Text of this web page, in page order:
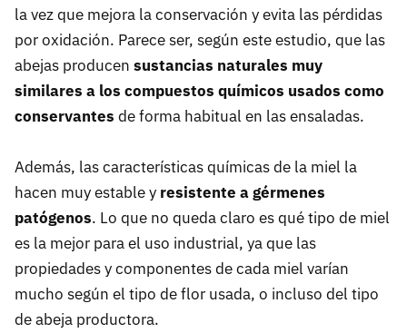
la vez que mejora la conservación y evita las pérdidas
por oxidación. Parece ser, según este estudio, que las
abejas producen sustancias naturales muy
similares a los compuestos químicos usados como
conservantes de forma habitual en las ensaladas.
Además, las características químicas de la miel la
hacen muy estable y resistente a gérmenes
patógenos. Lo que no queda claro es qué tipo de miel
es la mejor para el uso industrial, ya que las
propiedades y componentes de cada miel varían
mucho según el tipo de flor usada, o incluso del tipo
de abeja productora.